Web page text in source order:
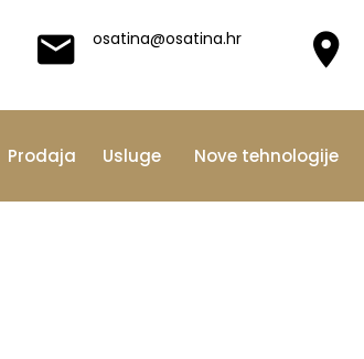
osatina@osatina.hr
Prodaja Usluge Nove tehnologije